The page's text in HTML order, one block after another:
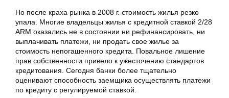
Но после краха рынка в 2008 г. стоимость жилья резко
упала. Многие владельцы жилья с кредитной ставкой 2/28
ARM оказались не в состоянии ни рефинансировать, ни
выплачивать платежи, ни продать свое жилье за
стоимость непогашенного кредита. Повальное лишение
прав собственности привело к ужесточению стандартов
кредитования. Сегодня банки более тщательно
оценивают способность заемщика осуществлять платежи
по кредиту с регулируемой ставкой.